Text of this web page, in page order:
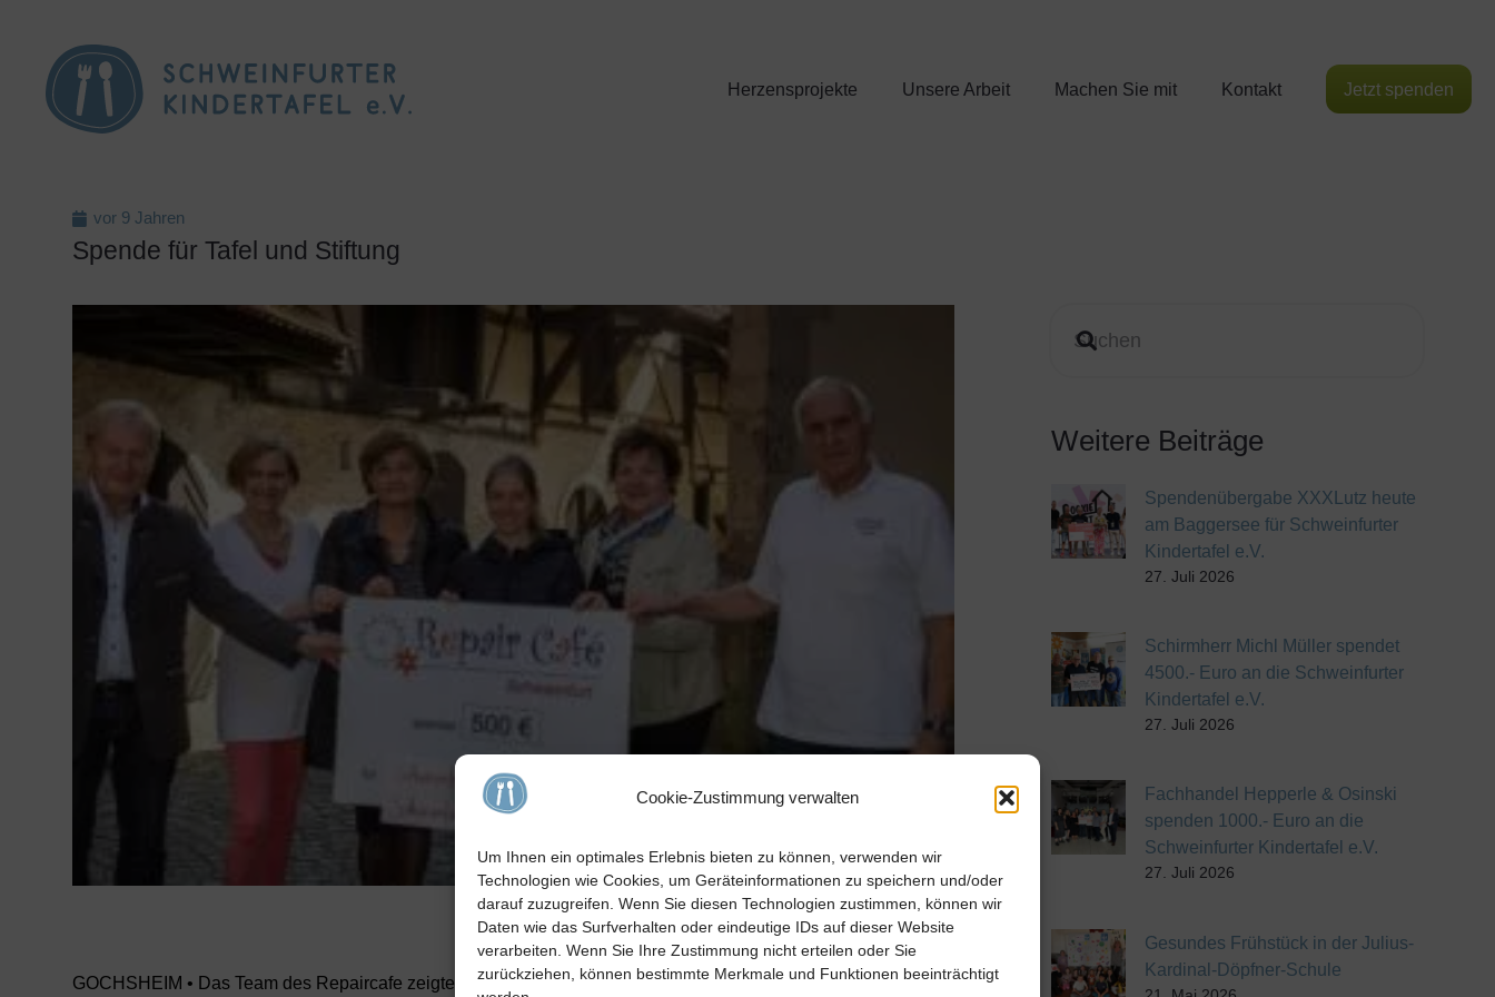
Cookie-Zustimmung verwalten
Um Ihnen ein optimales Erlebnis bieten zu können, verwenden wir
Technologien wie Cookies, um Geräteinformationen zu speichern und/oder
darauf zuzugreifen. Wenn Sie diesen Technologien zustimmen, können wir
Daten wie das Surfverhalten oder eindeutige IDs auf dieser Website
verarbeiten. Wenn Sie Ihre Zustimmung nicht erteilen oder Sie
zurückziehen, können bestimmte Merkmale und Funktionen beeinträchtigt
Herzensprojekte Unsere Arbeit Machen Sie mit Kontakt Jetzt spenden
vor 9 Jahren
Spende für Tafel und Stiftung
GOCHSHEIM • Das Team des Repaircafe zeigte sich wieder spendabel. Jeweils 500 Euro gehen an die
Weitere Beiträge
Spendenübergabe XXXLutz heute
am Baggersee für Schweinfurter
Kindertafel e.V.
27. Juli 2026
Schirmherr Michl Müller spendet
4500.- Euro an die Schweinfurter
Kindertafel e.V.
27. Juli 2026
Fachhandel Hepperle & Osinski
spenden 1000.- Euro an die
Schweinfurter Kindertafel e.V.
27. Juli 2026
Gesundes Frühstück in der Julius-
Kardinal-Döpfner-Schule